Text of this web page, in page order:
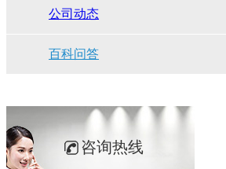
公司动态
百科问答
咨询热线